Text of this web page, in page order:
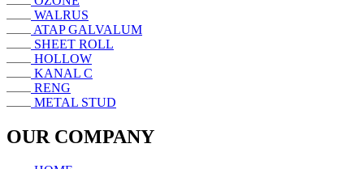
WALRUS
ATAP GALVALUM
SHEET ROLL
HOLLOW
KANAL C
RENG
METAL STUD
OUR COMPANY